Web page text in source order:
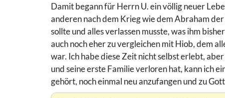
Damit begann für Herrn U. ein völlig neuer
anderen nach dem Krieg wie dem Abraham
sollte und alles verlassen musste, was ihm
auch noch eher zu vergleichen mit Hiob, dem
war. Ich habe diese Zeit nicht selbst erlebt,
und seine erste Familie verloren hat, kann ich
gehört, noch einmal neu anzufangen und zu